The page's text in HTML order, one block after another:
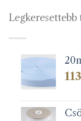
Legkeresettebb
113